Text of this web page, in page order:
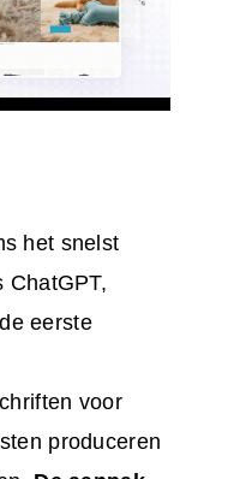
het snelst
ChatGPT,
eerste
voor
produceren